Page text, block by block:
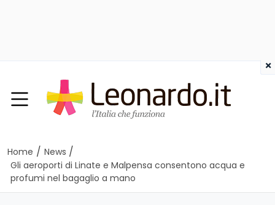
Home / News /
Gli aeroporti di Linate e Malpensa consentono acqua e
profumi nel bagaglio a mano
×